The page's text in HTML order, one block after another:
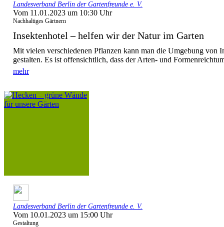
Landesverband Berlin der Gartenfreunde e. V.
Vom 11.01.2023 um 10:30 Uhr
Nachhaltiges Gärtnern
Insektenhotel – helfen wir der Natur im Garten
Mit vielen verschiedenen Pflanzen kann man die Umgebung von
gestalten. Es ist offensichtlich, dass der Arten- und
mehr
Landesverband Berlin der Gartenfreunde e. V.
Vom 10.01.2023 um 15:00 Uhr
Gestaltung